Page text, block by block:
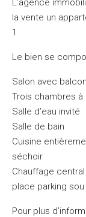
L’agence
la vente un
1
Le bien se
Salon avec balcon
Trois chambres
Salle d’eau invité
Salle de bain
Cuisine
séchoir
Chauffage central
place parking sou
Pour plus